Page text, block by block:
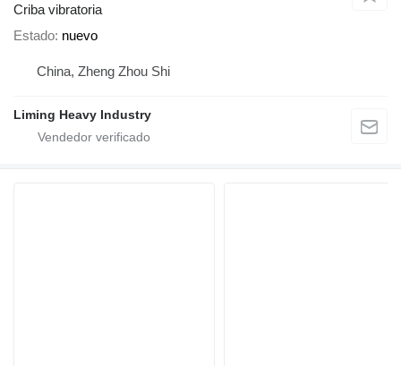
Criba vibratoria
Estado nuevo
China, Zheng Zhou Shi
Liming Heavy Industry